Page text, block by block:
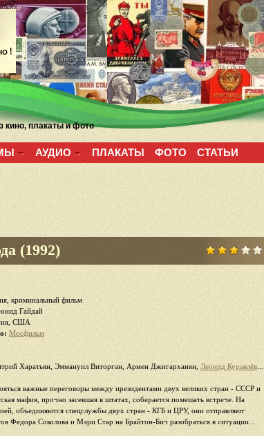
плакаты и фото
АУДИО ПЛАКАТЫ ФОТО СТАТЬИ
(1992)
криминальный фильм
Гайдай
США
Мосфильм
Харатьян, Эммануил Виторган, Армен Джигарханян, Леонид Куравлёв
важные переговоры между президентами двух великих стран - СССР и
мафия, прочно засевшая в штатах, соберается помешать встрече. На
объединяются спецслужбы двух стран - КГБ и ЦРУ, они отправляют
Федора Соколова и Мэри Стар на Брайтон-Бич разобраться в ситуации...